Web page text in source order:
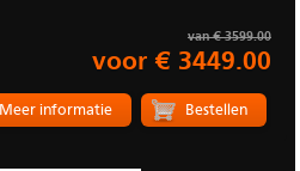
van € 3599.00
voor € 3449.00
Meer informatie